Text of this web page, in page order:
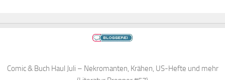
Comic & Buch Haul Juli – Nekromanten, Krähen, US-Hefte und mehr